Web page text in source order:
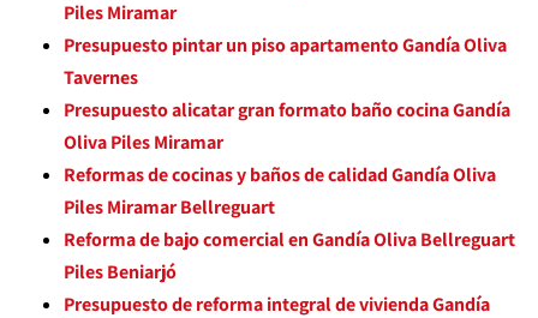
Piles Miramar
Presupuesto pintar un piso apartamento Gandía Oliva
Tavernes
Presupuesto alicatar gran formato baño cocina Gandía
Oliva Piles Miramar
Reformas de cocinas y baños de calidad Gandía Oliva
Piles Miramar Bellreguart
Reforma de bajo comercial en Gandía Oliva Bellreguart
Piles Beniarjó
Presupuesto de reforma integral de vivienda Gandía